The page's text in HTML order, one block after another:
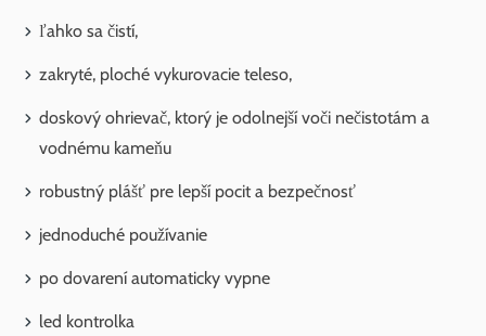
ľahko sa čistí,
zakryté, ploché vykurovacie teleso,
doskový ohrievač, ktorý je odolnejší voči nečistotám a
vodnému kameňu
robustný plášť pre lepší pocit a bezpečnosť
jednoduché používanie
po dovarení automaticky vypne
led kontrolka